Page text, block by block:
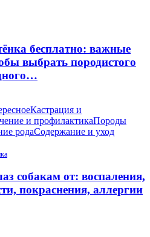
бесплатно: важные
выбрать породистого
Кастрация и
и профилактикаПороды
родаСодержание и уход
собакам от: воспаления,
покраснения, аллергии